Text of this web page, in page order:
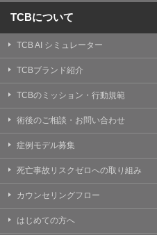
TCBについて
TCB AI シミュレーター
TCBブランド紹介
TCBのミッション・行動規範
術後のご相談・お問い合わせ
症例モデル募集
死亡事故リスクゼロへの取り組み
カウンセリングフロー
はじめての方へ